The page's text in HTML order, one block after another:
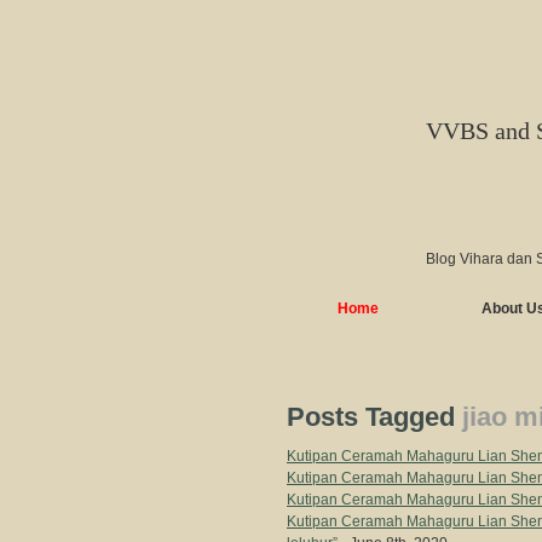
VVBS and
Blog Vihara dan
Home About
Posts Tagged jiao
Kutipan Ceramah Mahaguru Lian
Kutipan Ceramah Mahaguru Lian
Kutipan Ceramah Mahaguru Lian
Kutipan Ceramah Mahaguru Lian